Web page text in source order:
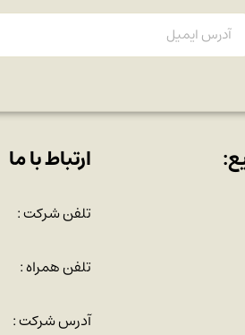
ارتباط با ما
تلفن شرکت :
تلفن همراه :
آدرس شرکت :